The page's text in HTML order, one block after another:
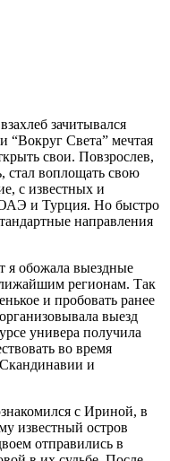
зачитывался
“Вокруг Света” мечтая
свои. Повзрослев,
стал воплощать свою
с известных и
ОАЭ и Турция. Но быстро
направления
я обожала выездные
регионам. Так
и пробовать ранее
выезд
универа получила
во время
и
с Ириной, в
известный остров
отправились в